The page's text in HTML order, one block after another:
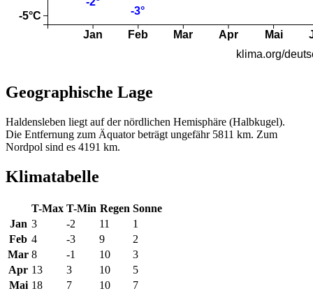
Geographische Lage
Haldensleben liegt auf der nördlichen Hemisphäre (Halbkugel).
Die Entfernung zum Äquator beträgt ungefähr 5811 km. Zum
Nordpol sind es 4191 km.
Klimatabelle
T-Max T-Min Regen Sonne
Jan 3 -2 11
1
Feb 4 -3 9
2
Mar 8 -1 10
3
Apr 13 3 10
5
Mai 18 7 10 7